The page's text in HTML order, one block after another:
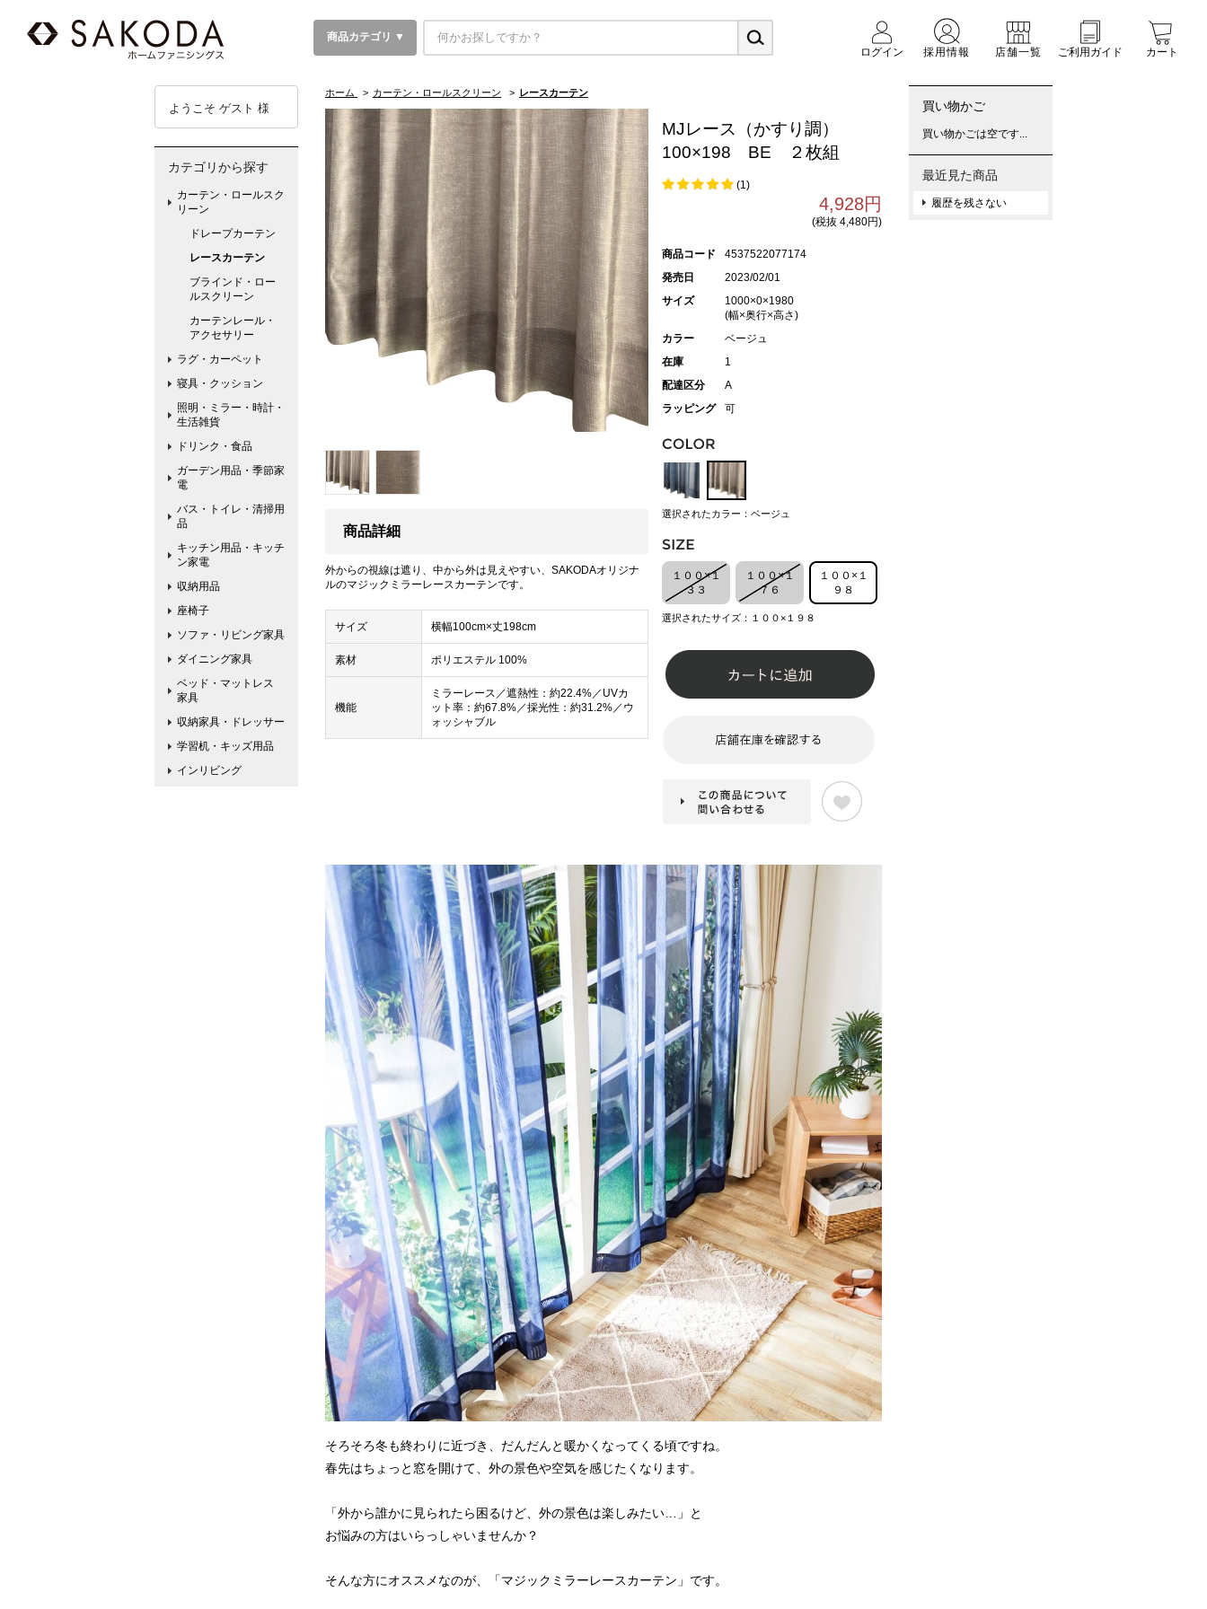
商品カテゴリ ▼
ログイン
採用情報 店舗一覧 ご利用ガイド カート
ホーム > カーテン・ロールスクリーン > レースカーテン
商品詳細
外からの視線は遮り、中から外は見えやすい、SAKODAオリジナ
ルのマジックミラーレースカーテンです。
サイズ 横幅100cm×丈198cm
素材 ポリエステル 100%
機能
ミラーレース／遮熱性：約22.4%／UVカ
ット率：約67.8%／採光性：約31.2%／ウ
ォッシャブル
MJレース（かすり調）
100×198 BE ２枚組
(1)
4,928円
(税抜 4,480円)
商品コード
4537522077174
発売日
2023/02/01
サイズ
1000×0×1980
(幅×奥行×高さ)
カラー
ベージュ
在庫
1
配達区分
A
ラッピング
可
選択されたカラー：ベージュ
１００×１
３３
１００×１
７６
１００×１
９８
選択されたサイズ：１００×１９８
そろそろ冬も終わりに近づき、だんだんと暖かくなってくる頃ですね。
春先はちょっと窓を開けて、外の景色や空気を感じたくなります。
「外から誰かに見られたら困るけど、外の景色は楽しみたい…」と
お悩みの方はいらっしゃいませんか？
そんな方にオススメなのが、「マジックミラーレースカーテン」です。
ようこそ ゲスト 様
カテゴリから探す
カーテン・ロールスク
リーン
ドレープカーテン
レースカーテン
ブラインド・ロー
ルスクリーン
カーテンレール・
アクセサリー
ラグ・カーペット
寝具・クッション
照明・ミラー・時計・
生活雑貨
ドリンク・食品
ガーデン用品・季節家
電
バス・トイレ・清掃用
品
キッチン用品・キッチ
ン家電
収納用品
座椅子
ソファ・リビング家具
ダイニング家具
ベッド・マットレス
家具
収納家具・ドレッサー
学習机・キッズ用品
インリビング
買い物かご
買い物かごは空です...
最近見た商品
履歴を残さない